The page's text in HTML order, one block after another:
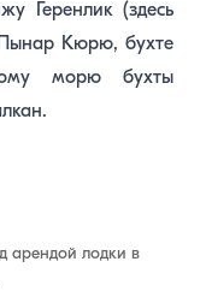
Геренлик (здесь
Кюрю, бухте
морю бухты
арендой лодки в